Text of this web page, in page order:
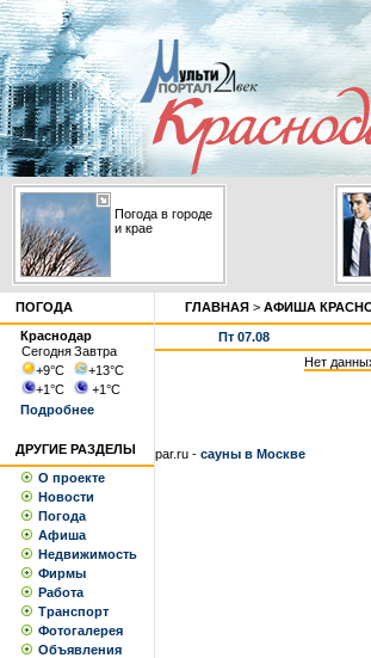
Погода в городе
и крае
ПОГОДА
Краснодар
СегодняЗавтра
+9°С +13°С
+1°С +1°С
Подробнее
ДРУГИЕ РАЗДЕЛЫ
О проекте
Новости
Погода
Афиша
Недвижимость
Фирмы
Работа
Транспорт
Фотогалерея
Объявления
ГЛАВНАЯ > АФИША
Пт 07.08
Нет
par.ru - сауны в Москве